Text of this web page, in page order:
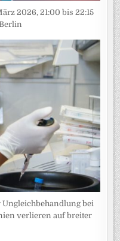
2026, 21:00 bis 22:15
bei
verlieren auf breiter